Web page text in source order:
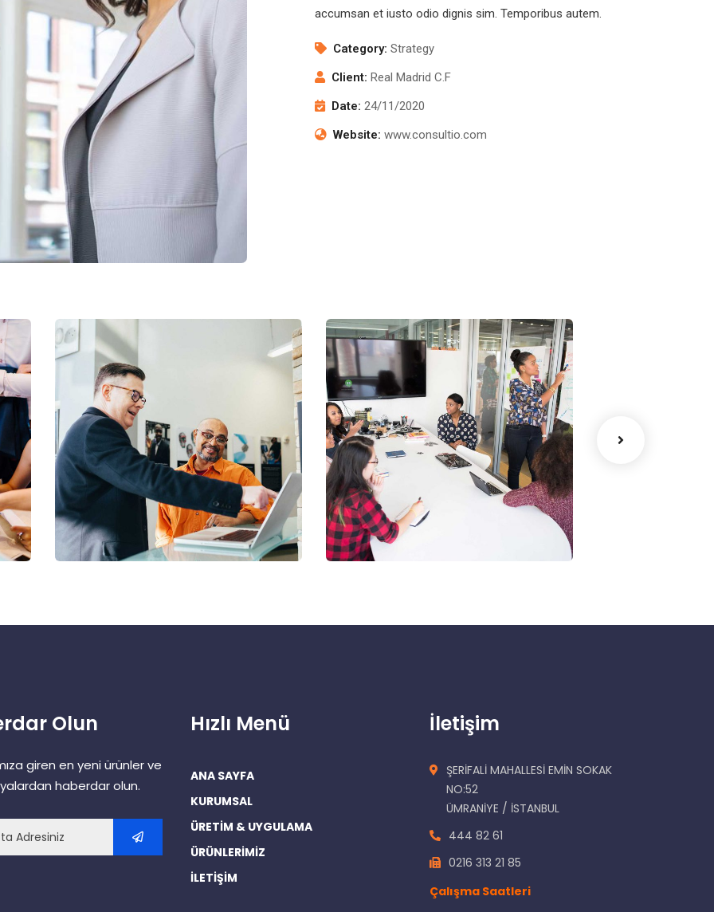
accumsan et iusto odio dignis sim. Temporibus autem.
Category: Strategy
Client: Real Madrid C.F
Date: 24/11/2020
Website: www.consultio.com
Digital Analysis
Facilitation
Chan Agency
Coaching
Olun
giren en yeni ürünler ve
haberdar olun.
Hızlı Menü
ANA SAYFA
KURUMSAL
ÜRETİM & UYGULAMA
ÜRÜNLERİMİZ
İLETİŞİM
İletişim
ŞERİFALİ MAHALLESİ EMİN SOKAK
NO:52
ÜMRANİYE / İSTANBUL
444 82 61
0216 313 21 85
Çalışma Saatleri